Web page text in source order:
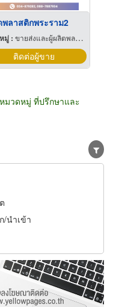
ลาสติกพระราม2
มู่ :ขายส่งและผู้ผลิตพลาสติกสำเร็จรูป
ติดต่อผู้ขาย
มวดหมู่ ที่ปรึกษาและ
/นำเข้า